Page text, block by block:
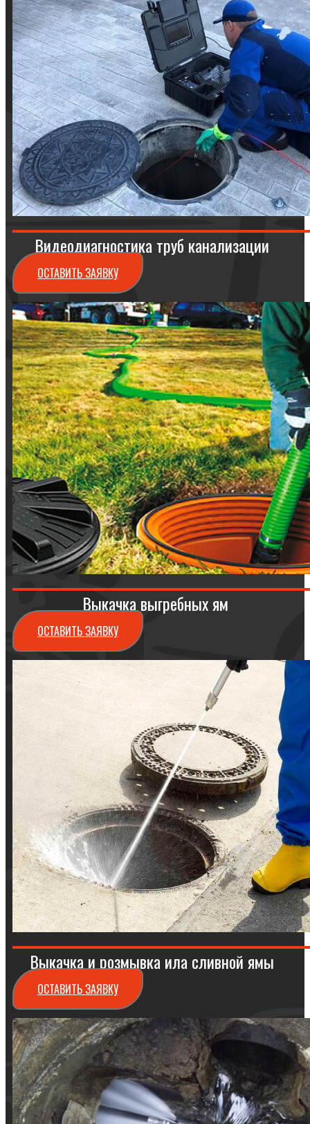
Видеодиагностика труб канализации
ОСТАВИТЬ ЗАЯВКУ
Выкачка выгребных ям
ОСТАВИТЬ ЗАЯВКУ
Выкачка и розмывка ила сливной ямы
ОСТАВИТЬ ЗАЯВКУ